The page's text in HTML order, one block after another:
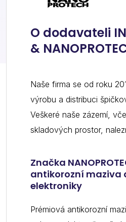
O dodavateli
&
Naše firma se od roku
výrobu a distribuci
Veškeré naše zázemí,
skladových prostor,
Značka
antikorozní maziva
elektroniky
Prémiová antikorozní